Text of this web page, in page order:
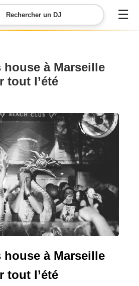
Rechercher un DJ ☰
house à Marseille
tout l’été
house à Marseille
tout l’été